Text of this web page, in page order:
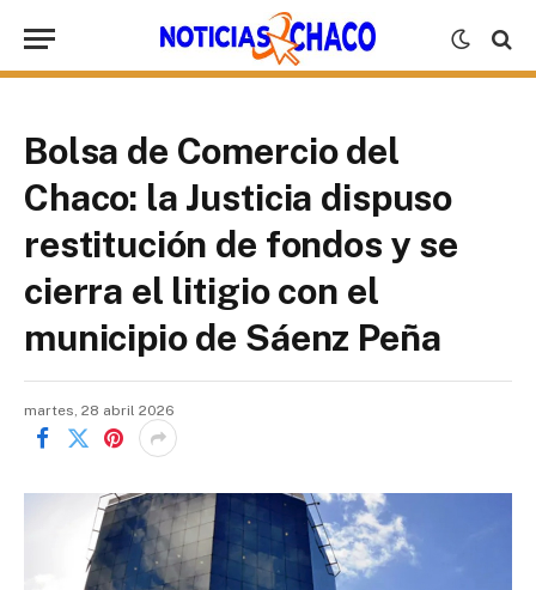
Bolsa de Comercio del
Chaco: la Justicia dispuso
restitución de fondos y se
cierra el litigio con el
municipio de Sáenz Peña
martes, 28 abril 2026